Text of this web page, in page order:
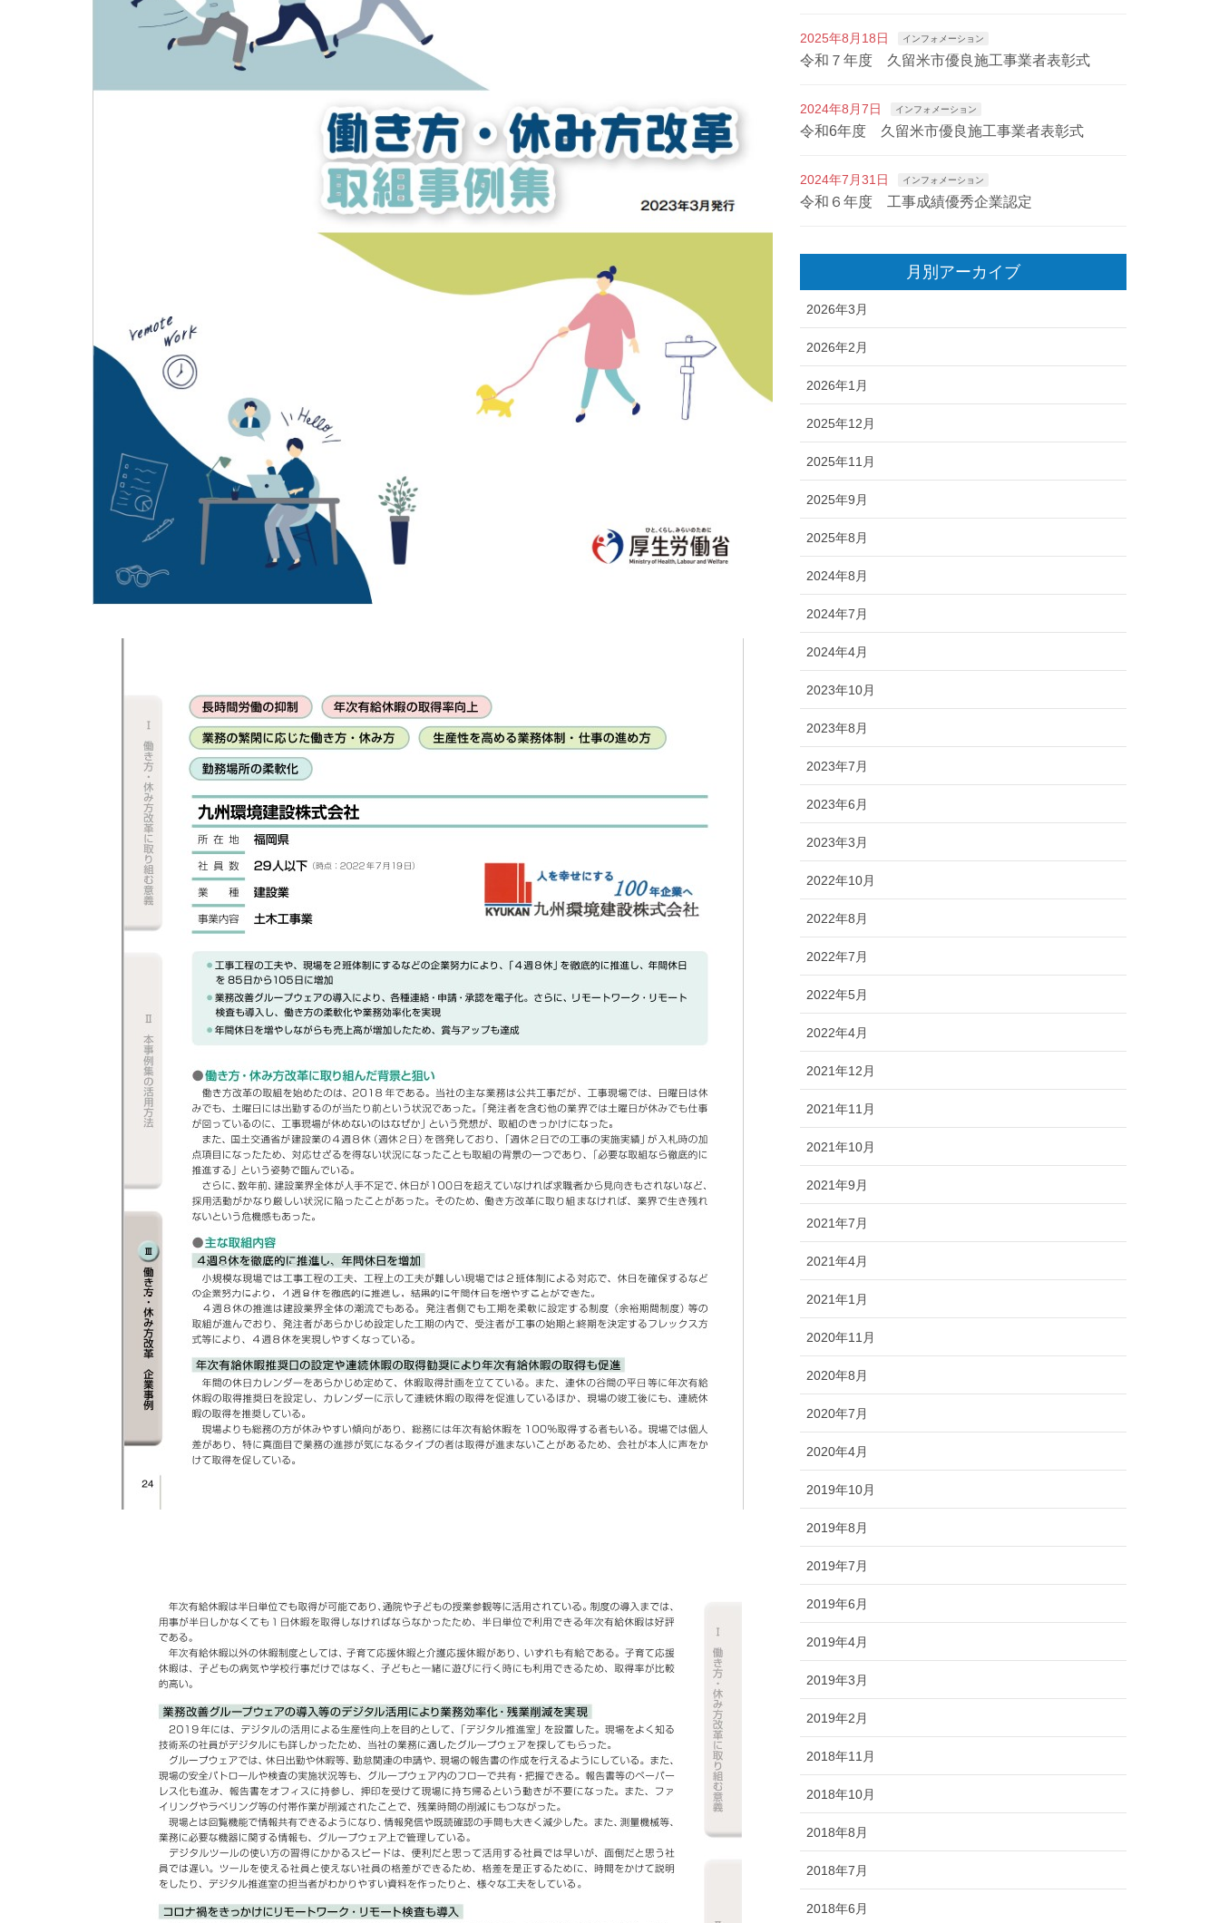
2025年8月18日 インフォメーション
令和７年度 久留米市優良施工事業者表彰式
2024年8月7日 インフォメーション
令和6年度 久留米市優良施工事業者表彰式
2024年7月31日 インフォメーション
令和６年度 工事成績優秀企業認定
月別アーカイブ
2026年3月
2026年2月
2026年1月
2025年12月
2025年11月
2025年9月
2025年8月
2024年8月
2024年7月
2024年4月
2023年10月
2023年8月
2023年7月
2023年6月
2023年3月
2022年10月
2022年8月
2022年7月
2022年5月
2022年4月
2021年12月
2021年11月
2021年10月
2021年9月
2021年7月
2021年4月
2021年1月
2020年11月
2020年8月
2020年7月
2020年4月
2019年10月
2019年8月
2019年7月
2019年6月
2019年4月
2019年3月
2019年2月
2018年11月
2018年10月
2018年8月
2018年7月
2018年6月